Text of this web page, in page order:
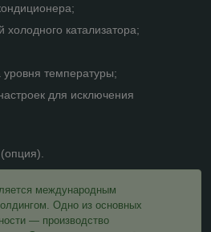
холодного катализатора;
уровня температуры;
для исключения
международным
Одно из основных
— производство